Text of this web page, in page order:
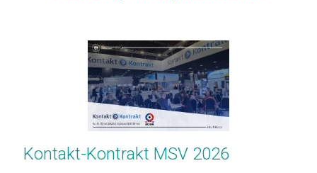
Kontakt-Kontrakt MSV 2026